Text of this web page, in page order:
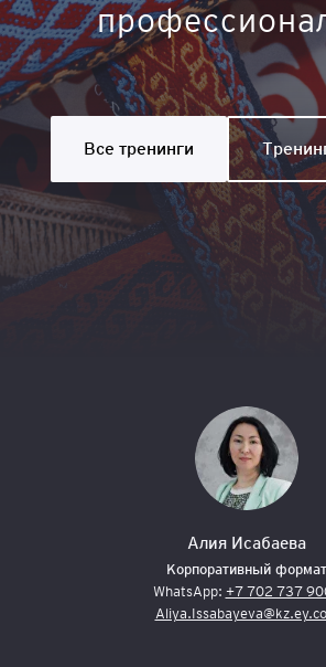
Все тренинги
Алия Исабаева
Корпоративный формат
WhatsApp: +7 702 737